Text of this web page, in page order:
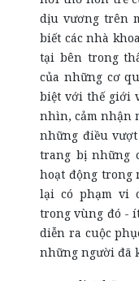
dịu vương trên
biết các nhà
tại bên trong
của những cơ
biệt với thế giới
nhìn, cảm nhận
những điều
trang bị những
hoạt động trong
lại có phạm vi
trong vùng đó -
diễn ra cuộc
những người đã